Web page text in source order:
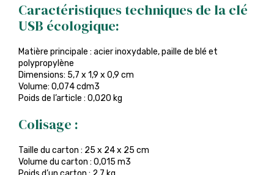
Caractéristiques techniques de la clé
USB écologique:
Matière principale : acier inoxydable, paille de blé et
polypropylène
Dimensions: 5,7 x 1,9 x 0,9 cm
Volume: 0,074 cdm3
Poids de l’article : 0,020 kg
Colisage :
Taille du carton : 25 x 24 x 25 cm
Volume du carton : 0,015 m3